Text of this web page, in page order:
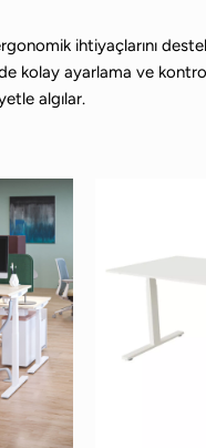
ihtiyaçlarını
kolay ayarlama ve
algılar.